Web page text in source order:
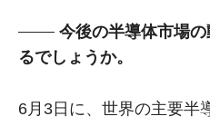
今後の半導体市場
るでしょうか。
6月3日に、世界の主要半